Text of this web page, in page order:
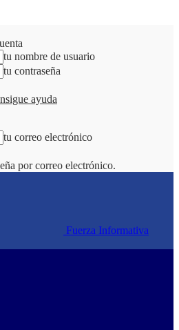
tu nombre de usuario
tu contraseña
ayuda
tu correo electrónico
por correo electrónico.
Fuerza Informativa